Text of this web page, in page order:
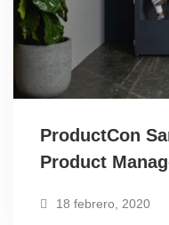
ProductCon
Product
18 febrero, 2020